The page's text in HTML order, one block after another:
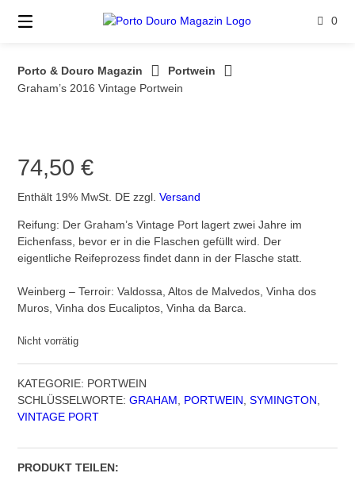
zum
0
Porto & Douro Magazin
Portwein
Graham’s 2016 Vintage Portwein
74,50€
Enthält 19% MwSt. DE zzgl.Versand
Reifung: Der Graham’s Vintage Port lagert zwei Jahre im
Eichenfass, bevor er in die Flaschen gefüllt wird. Der
eigentliche Reifeprozess findet dann in der Flasche statt.
Weinberg – Terroir: Valdossa, Altos de Malvedos, Vinha dos
Muros, Vinha dos Eucaliptos, Vinha da Barca.
Nicht vorrätig
KATEGORIE: PORTWEIN
SCHLÜSSELWORTE:GRAHAM PORTWEIN ,SYMINGTON
VINTAGE PORT
PRODUKT TEILEN: